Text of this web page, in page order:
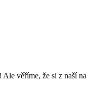
Ale věříme, že si z naší